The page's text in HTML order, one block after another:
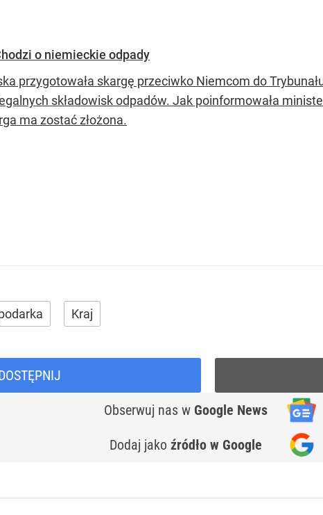
o niemieckie odpady
przygotowała skargę przeciwko Niemcom do
składowisk odpadów. Jak poinformowała
ma zostać złożona.
Kraj
Obserwuj nas w Google News
Dodaj jako źródło w Google